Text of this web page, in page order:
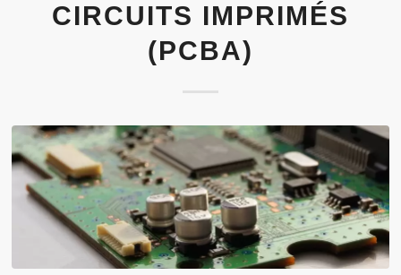
CIRCUITS IMPRIMÉS
(PCBA)